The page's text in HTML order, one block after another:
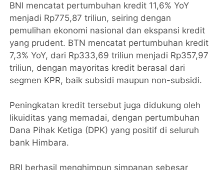
BNI mencatat pertumbuhan kredit 11,6% YoY
menjadi Rp775,87 triliun, seiring dengan
pemulihan ekonomi nasional dan ekspansi kredit
yang prudent. BTN mencatat pertumbuhan kredit
7,3% YoY, dari Rp333,69 triliun menjadi Rp357,97
triliun, dengan mayoritas kredit berasal dari
segmen KPR, baik subsidi maupun non-subsidi.
Peningkatan kredit tersebut juga didukung oleh
likuiditas yang memadai, dengan pertumbuhan
Dana Pihak Ketiga (DPK) yang positif di seluruh
bank Himbara.
BRI berhasil menghimpun simpanan sebesar